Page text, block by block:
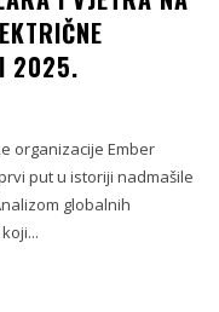
2025.
organizacije Ember
put u istoriji nadmašile
globalnih